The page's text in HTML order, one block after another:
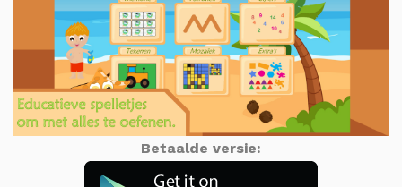
Betaalde versie: